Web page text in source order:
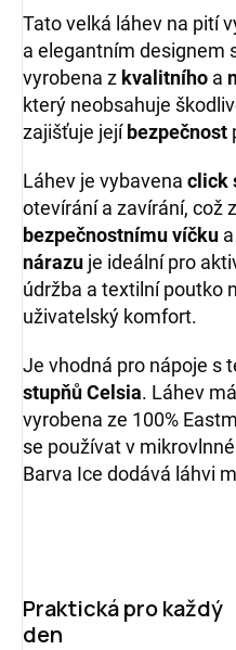
Tato velká láhev na pití
a elegantním designem
vyrobena z kvalitního a
který neobsahuje
zajišťuje její bezpečnost
Láhev je vybavena click
otevírání a zavírání, což
bezpečnostnímu víčku
nárazu je ideální pro
údržba a textilní poutko
uživatelský komfort.
Je vhodná pro nápoje s
stupňů Celsia. Láhev
vyrobena ze 100%
se používat v
Barva Ice dodává láhvi
Praktická pro každý
den